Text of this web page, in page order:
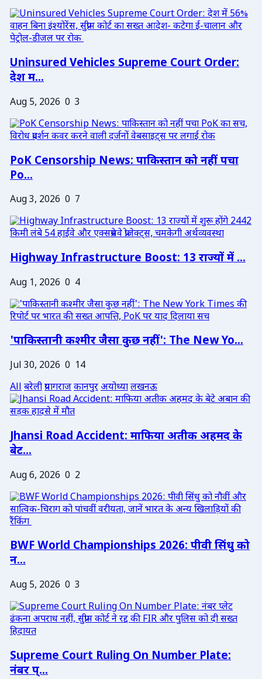
Uninsured Vehicles Supreme Court Order:
देश म...
Aug 5, 2026 0 3
PoK Censorship News: पाकिस्तान को नहीं पचा
Po...
Aug 3, 2026 0 7
Highway Infrastructure Boost: 13 राज्यों में ...
Aug 1, 2026 0 4
'पाकिस्तानी कश्मीर जैसा कुछ नहीं': The New Yo...
Jul 30, 2026 0 14
Allबरेलीप्रयागराजकानपुरअयोध्यालखनऊ
Jhansi Road Accident: माफिया अतीक अहमद के
बेट...
Aug 6, 2026 0 2
BWF World Championships 2026: पीवी सिंधु को
न...
Aug 5, 2026 0 3
Supreme Court Ruling On Number Plate:
नंबर प्...